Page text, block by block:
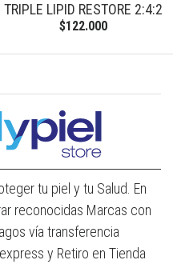
TRIPLE LIPID RESTORE 2:4:2
$122.000
tu piel y tu Salud. En
reconocidas Marcas con
vía transferencia
y Retiro en Tienda